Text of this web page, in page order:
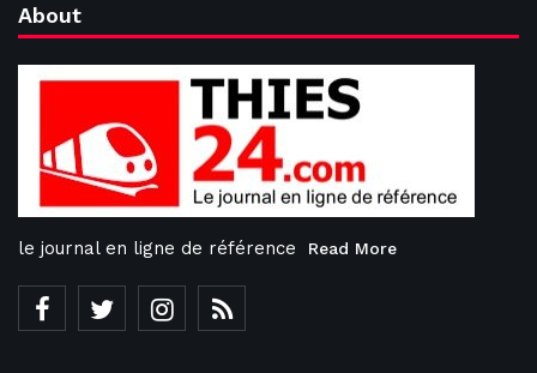
About
le journal en ligne de référence Read More